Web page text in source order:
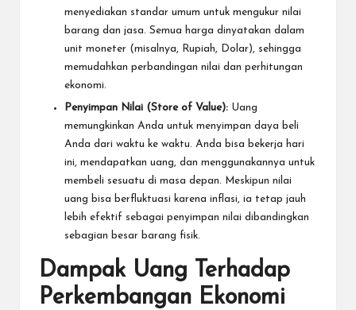
menyediakan standar umum untuk mengukur nilai
barang dan jasa. Semua harga dinyatakan dalam
unit moneter (misalnya, Rupiah, Dolar), sehingga
memudahkan perbandingan nilai dan perhitungan
ekonomi.
Penyimpan Nilai (Store of Value): Uang
memungkinkan Anda untuk menyimpan daya beli
Anda dari waktu ke waktu. Anda bisa bekerja hari
ini, mendapatkan uang, dan menggunakannya untuk
membeli sesuatu di masa depan. Meskipun nilai
uang bisa berfluktuasi karena inflasi, ia tetap jauh
lebih efektif sebagai penyimpan nilai dibandingkan
sebagian besar barang fisik.
Dampak Uang Terhadap
Perkembangan Ekonomi